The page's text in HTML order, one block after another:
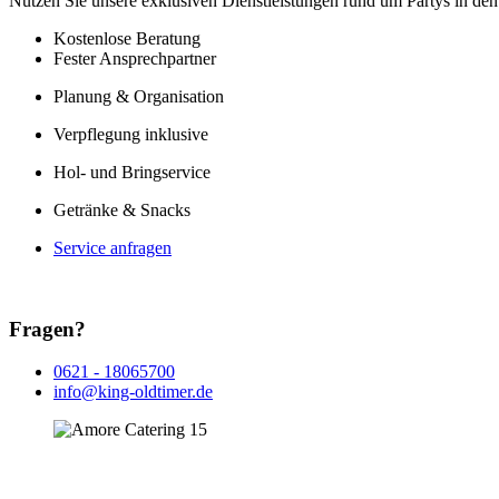
Kostenlose Beratung
Fester Ansprechpartner
Planung & Organisation
Verpflegung inklusive
Hol- und Bringservice
Getränke & Snacks
Service anfragen
Fragen?
0621 - 18065700
info@king-oldtimer.de